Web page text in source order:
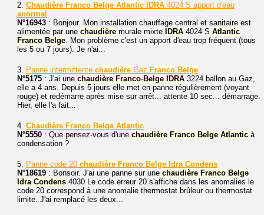
2. Chaudière Franco Belge Atlantic IDRA 4024 S apport d'eau
anormal
N°16943 : Bonjour. Mon installation chauffage central et sanitaire est
alimentée par une chaudière murale mixte IDRA 4024 S Atlantic
Franco Belge. Mon problème c'est un apport d'eau trop fréquent (tous
les 5 ou 7 jours). Je n'ai...
3. Panne intermittente chaudière Gaz Franco Belge
N°5175 : J'ai une chaudière Franco-Belge IDRA 3224 ballon au Gaz,
elle a 4 ans. Depuis 5 jours elle met en panne régulièrement (voyant
rouge) et redémarre après mise sur arrêt... attente 10 sec... démarrage.
Hier, elle l'a fait...
4. Chaudière Franco Belge Atlantic
N°5550 : Que pensez-vous d'une chaudière Franco Belge Atlantic à
condensation ?
5. Panne code 20 chaudière Franco Belge Idra Condens
N°18619 : Bonsoir. J'ai une panne sur une chaudière Franco Belge
Idra Condens 4030 Le code erreur 20 s'affiche dans les anomalies le
code 20 correspond à une anomalie thermostat brûleur ou thermostat
limite. J'ai remplacé les deux...